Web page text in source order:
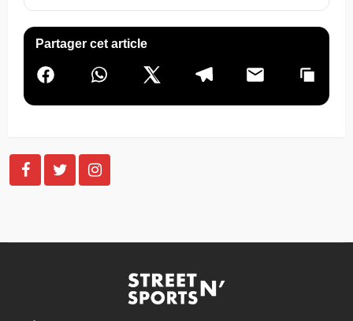
Partager cet article